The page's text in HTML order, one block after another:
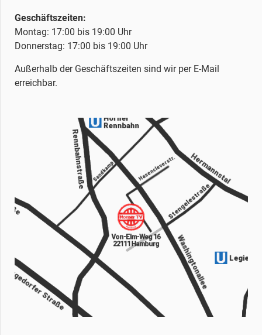
Geschäftszeiten:
Montag: 17:00 bis 19:00 Uhr
Donnerstag: 17:00 bis 19:00 Uhr
Außerhalb der Geschäftszeiten sind wir per E-Mail
erreichbar.